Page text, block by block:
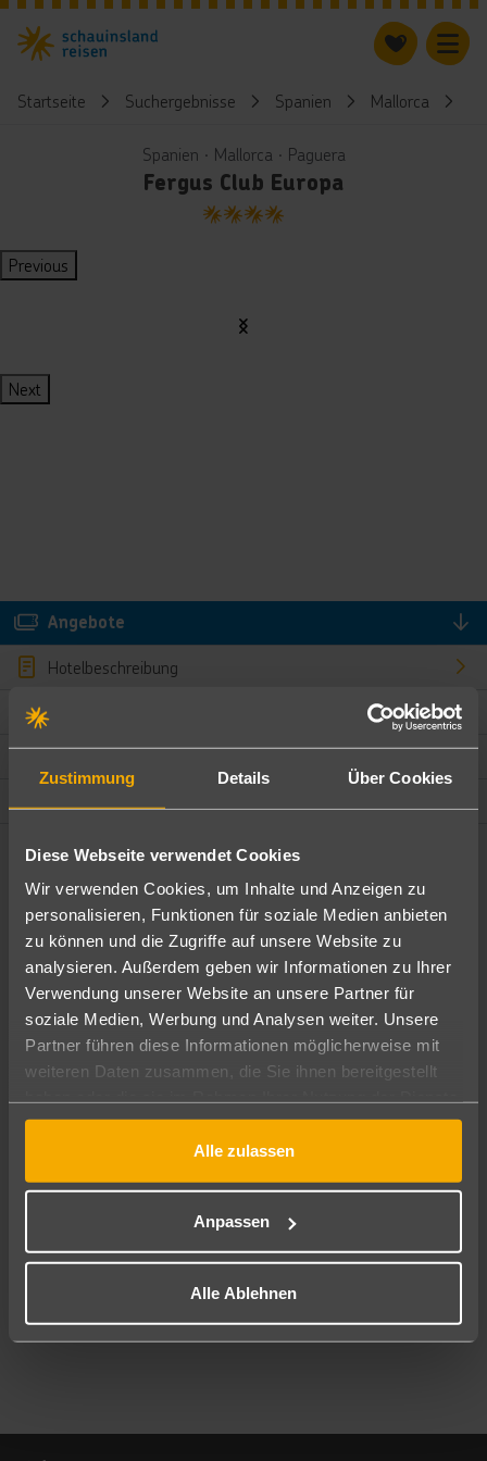
Zustimmung Details Über Cookies
Diese Webseite verwendet Cookies
Wir verwenden Cookies, um Inhalte und Anzeigen zu
personalisieren, Funktionen für soziale Medien anbieten
zu können und die Zugriffe auf unsere Website zu
analysieren. Außerdem geben wir Informationen zu Ihrer
Verwendung unserer Website an unsere Partner für
soziale Medien, Werbung und Analysen weiter. Unsere
Partner führen diese Informationen möglicherweise mit
weiteren Daten zusammen, die Sie ihnen bereitgestellt
gesammelt haben.
Alle zulassen
Anpassen
Alle Ablehnen
Startseite Suchergebnisse Spanien Mallorca
Spanien ∙ Mallorca ∙ Paguera
Fergus Club Europa
4
Previous
Next
Angebote
Hotelbeschreibung
Bewertungen
Ändere die Kriterien nach deinen Wünschen
Pauschal Nur Hotel
Abflughafen
Alle Abflughäfen
11.08.26–09.08.27 7-21 Nächte
Mehr Filter anzeigen